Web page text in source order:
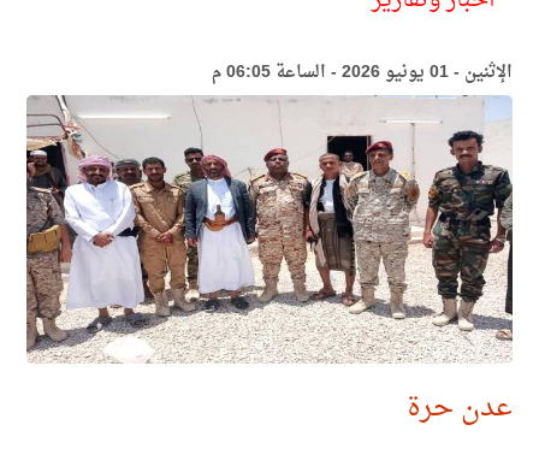
الإثنين - 01 يونيو 2026 - الساعة 06:05 م
عدن حرة